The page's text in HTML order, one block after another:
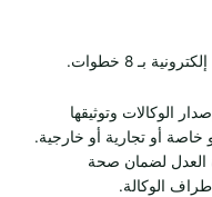
بـ 8 خطوات.
الوكالات وتوثيقها
أو تجارية أو خارجية.
العدل لضمان صحة
الوكالة.